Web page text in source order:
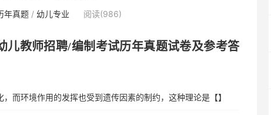
年真题 / 幼儿专业 阅读(986)
儿教师招聘/编制考试历年真题试卷及参考答
而环境作用的发挥也受到遗传因素的制约，这种理论是【】